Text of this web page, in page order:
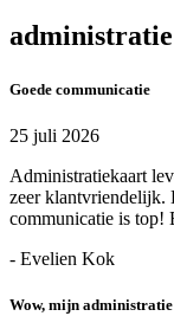
Goede communicatie
25 juli 2026
Administratiekaart
zeer klantvriendelijk.
communicatie is top!
- Evelien Kok
Wow, mijn